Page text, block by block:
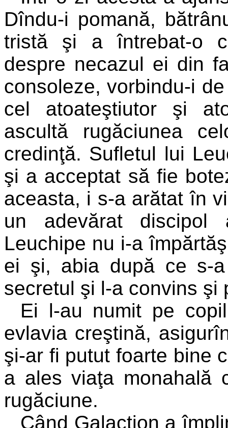
Dîndu-i pomană,
tristă şi a întrebat-o
despre necazul ei din
consoleze, vorbindu-i
cel atoateştiutor şi
ascultă rugăciunea
credinţă. Sufletul lui
şi a acceptat să fie
aceasta, i s-a arătat în
un adevărat
Leuchipe nu i-a
ei şi, abia după ce s-
secretul şi l-a convins şi
Ei l-au numit pe
evlavia creştină,
şi-ar fi putut foarte bine
a ales viaţa monahală
rugăciune.
Când Galaction a